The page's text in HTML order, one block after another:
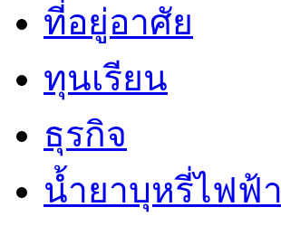
ที่อยู่อาศัย
ทุนเรียน
ธุรกิจ
น้ำยาบุหรี่ไฟฟ้า